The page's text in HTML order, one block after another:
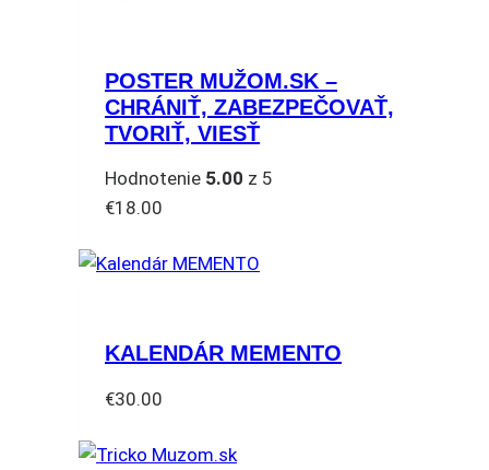
POSTER MUŽOM.SK –
CHRÁNIŤ, ZABEZPEČOVAŤ,
TVORIŤ, VIESŤ
Hodnotenie 5.00 z 5
€18.00
KALENDÁR MEMENTO
€30.00